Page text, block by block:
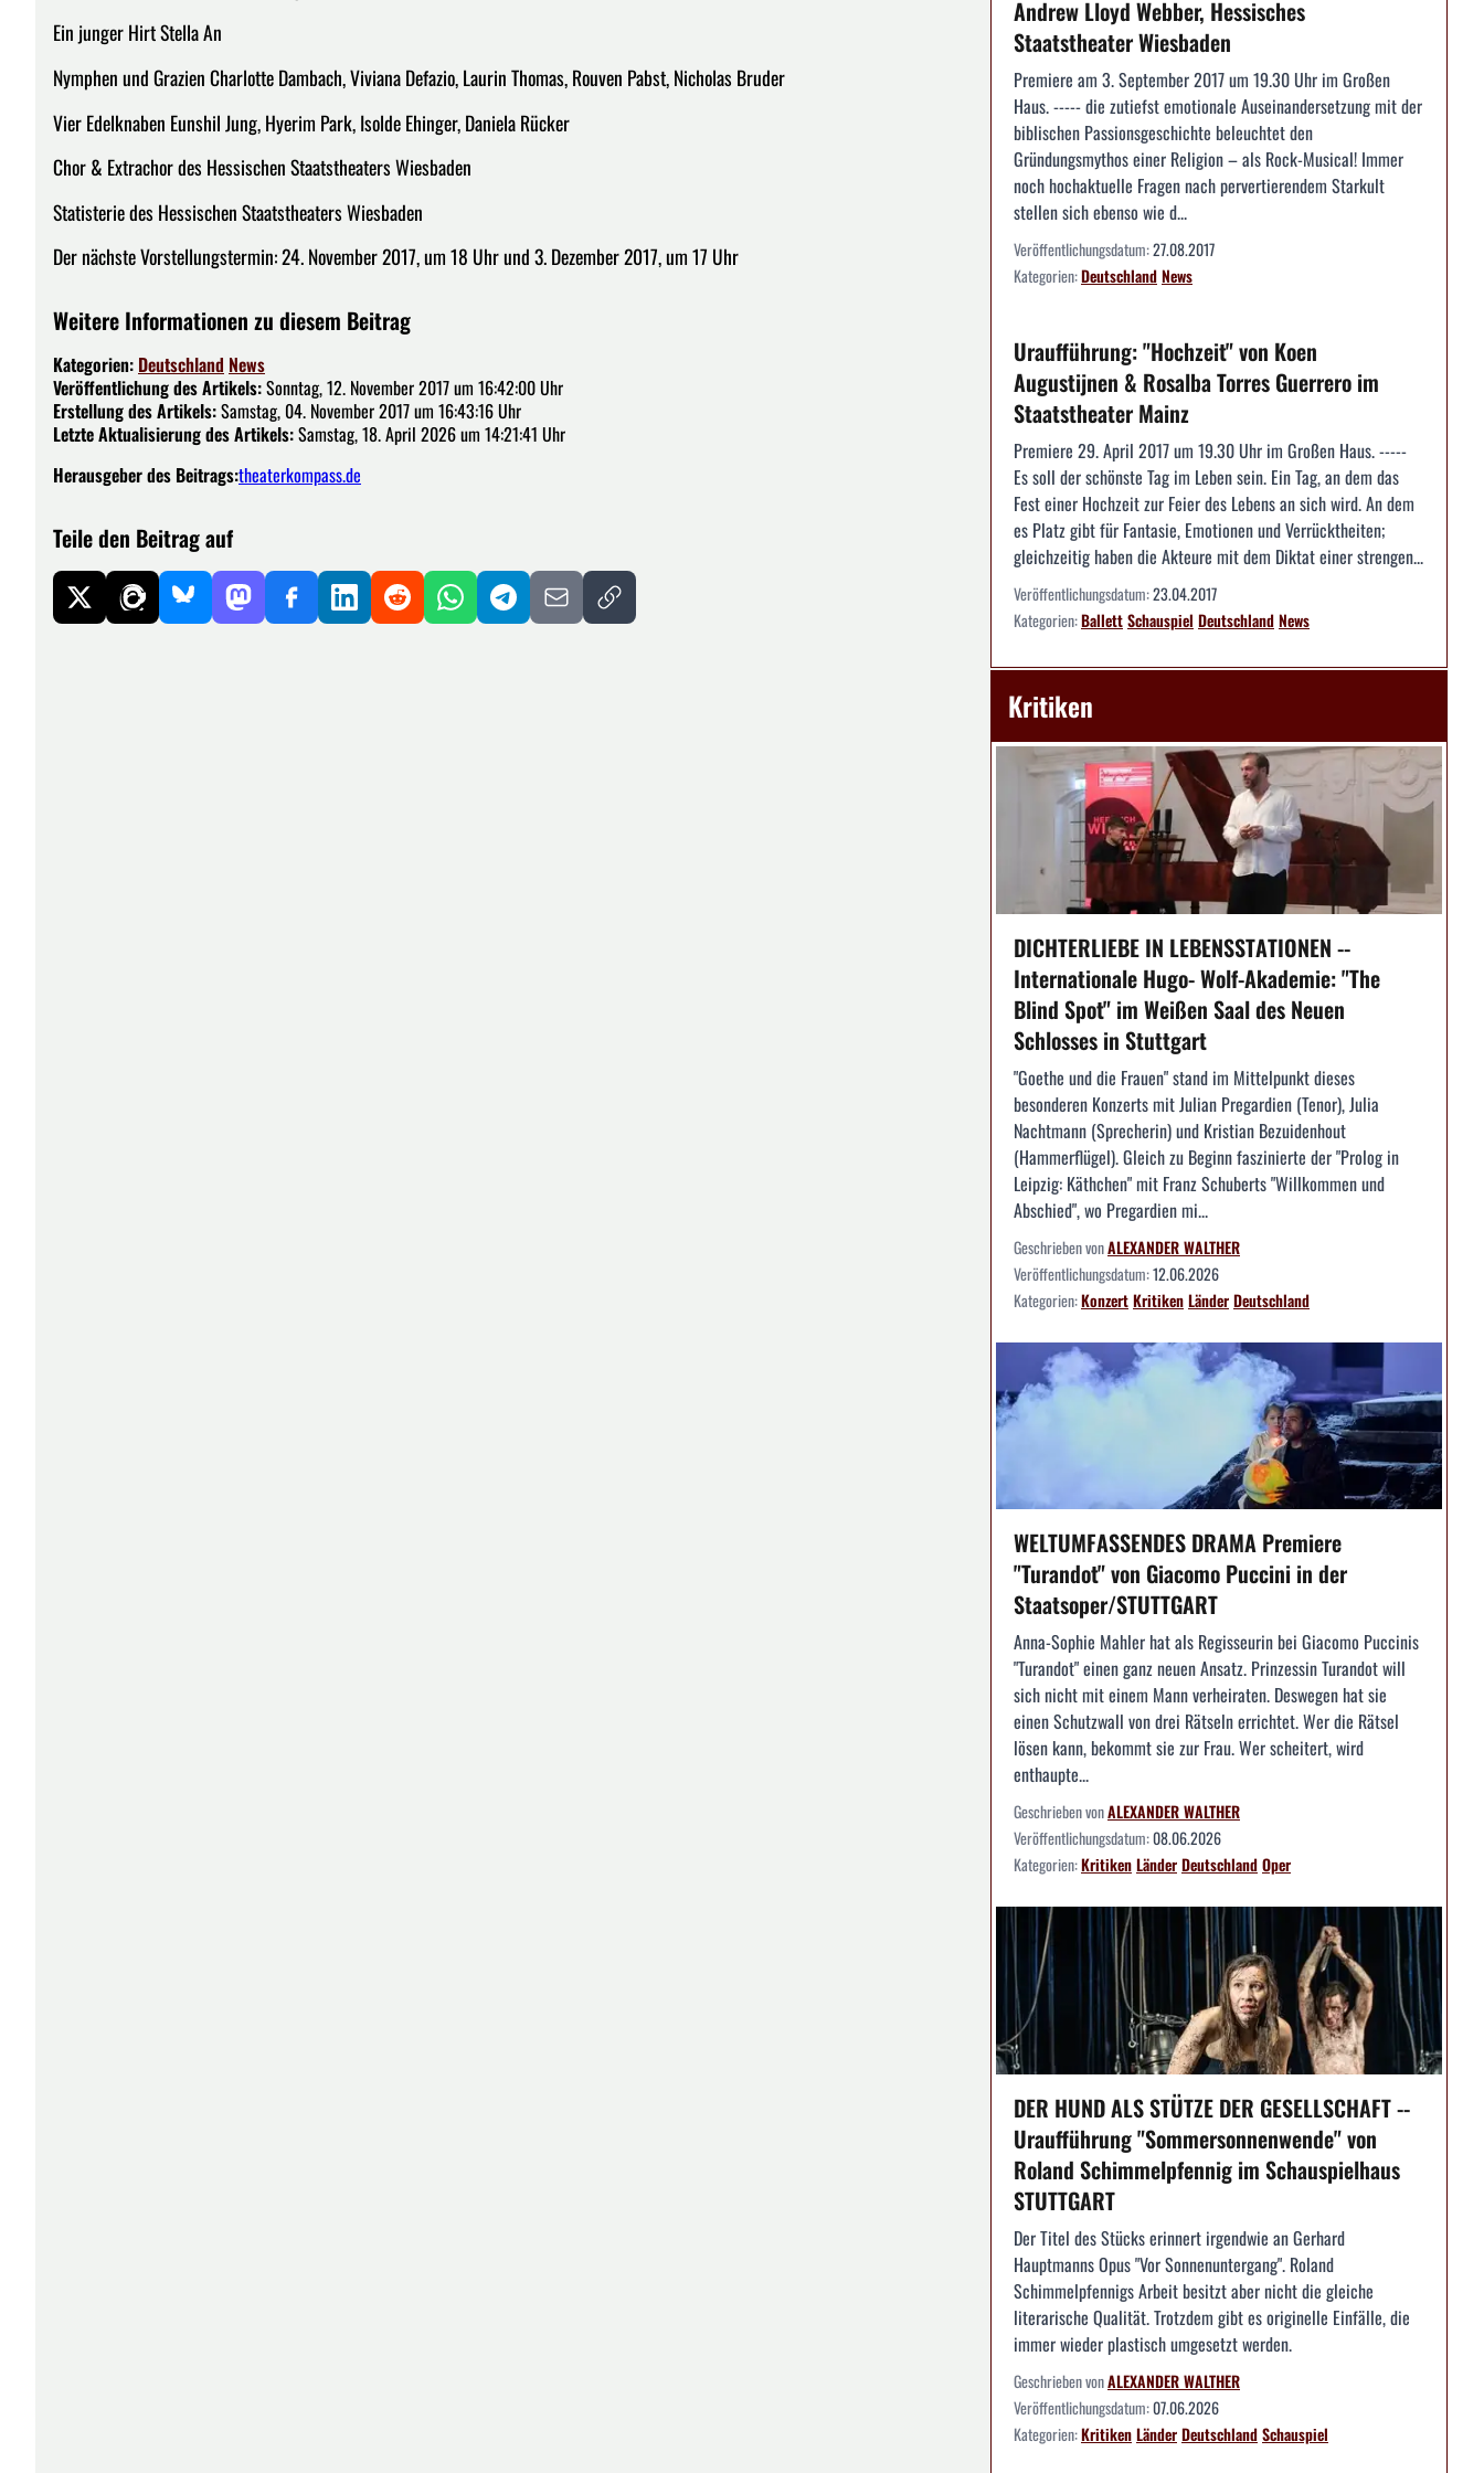
Ein junger Hirt Stella An
Nymphen und Grazien Charlotte Dambach, Viviana Defazio, Laurin Thomas, Rouven Pabst, Nicholas Bruder
Vier Edelknaben Eunshil Jung, Hyerim Park, Isolde Ehinger, Daniela Rücker
Chor & Extrachor des Hessischen Staatstheaters Wiesbaden
Statisterie des Hessischen Staatstheaters Wiesbaden
Der nächste Vorstellungstermin: 24. November 2017, um 18 Uhr und 3. Dezember 2017, um 17 Uhr
Weitere Informationen zu diesem Beitrag
Kategorien: Deutschland News
Veröffentlichung des Artikels:Sonntag, 12. November 2017 um 16:42:00 Uhr
Erstellung des Artikels:Samstag, 04. November 2017 um 16:43:16 Uhr
Letzte Aktualisierung des Artikels:Samstag, 18. April 2026 um 14:21:41 Uhr
Herausgeber des Beitrags:theaterkompass.de
Teile den Beitrag auf
Andrew Lloyd Webber, Hessisches
Staatstheater Wiesbaden
Premiere am 3. September 2017 um 19.30 Uhr im Großen
Haus. ----- die zutiefst emotionale Auseinandersetzung mit der
biblischen Passionsgeschichte beleuchtet den
Gründungsmythos einer Religion – als Rock­-Musical! Immer
noch hochaktuelle Fragen nach pervertierendem Starkult
stellen sich ebenso wie d...
Veröffentlichungsdatum:27.08.2017
Kategorien:DeutschlandNews
Uraufführung: "Hochzeit" von Koen
Augustijnen & Rosalba Torres Guerrero im
Staatstheater Mainz
Premiere 29. April 2017 um 19.30 Uhr im Großen Haus. -----
Es soll der schönste Tag im Leben sein. Ein Tag, an dem das
Fest einer Hochzeit zur Feier des Lebens an sich wird. An dem
es Platz gibt für Fantasie, Emotionen und Verrücktheiten;
gleichzeitig haben die Akteure mit dem Diktat einer strengen...
Veröffentlichungsdatum:23.04.2017
Kategorien:BallettSchauspiel DeutschlandNews
Kritiken
DICHTERLIEBE IN LEBENSSTATIONEN --
Internationale Hugo- Wolf-Akademie: "The
Blind Spot" im Weißen Saal des Neuen
Schlosses in Stuttgart
"Goethe und die Frauen" stand im Mittelpunkt dieses
besonderen Konzerts mit Julian Pregardien (Tenor), Julia
Nachtmann (Sprecherin) und Kristian Bezuidenhout
(Hammerflügel). Gleich zu Beginn faszinierte der "Prolog in
Leipzig: Käthchen" mit Franz Schuberts "Willkommen und
Abschied", wo Pregardien mi...
Geschrieben vonALEXANDER WALTHER
Veröffentlichungsdatum:12.06.2026
Kategorien:KonzertKritikenLänderDeutschland
WELTUMFASSENDES DRAMA Premiere
"Turandot" von Giacomo Puccini in der
Staatsoper/STUTTGART
Anna-Sophie Mahler hat als Regisseurin bei Giacomo Puccinis
"Turandot" einen ganz neuen Ansatz. Prinzessin Turandot will
sich nicht mit einem Mann verheiraten. Deswegen hat sie
einen Schutzwall von drei Rätseln errichtet. Wer die Rätsel
lösen kann, bekommt sie zur Frau. Wer scheitert, wird
enthaupte...
Geschrieben vonALEXANDER WALTHER
Veröffentlichungsdatum:08.06.2026
Kategorien:KritikenLänderDeutschlandOper
DER HUND ALS STÜTZE DER GESELLSCHAFT --
Uraufführung "Sommersonnenwende" von
Roland Schimmelpfennig im Schauspielhaus
STUTTGART
Der Titel des Stücks erinnert irgendwie an Gerhard
Hauptmanns Opus "Vor Sonnenuntergang". Roland
Schimmelpfennigs Arbeit besitzt aber nicht die gleiche
literarische Qualität. Trotzdem gibt es originelle Einfälle, die
immer wieder plastisch umgesetzt werden.
Geschrieben vonALEXANDER WALTHER
Veröffentlichungsdatum:07.06.2026
Kategorien:KritikenLänderDeutschlandSchauspiel